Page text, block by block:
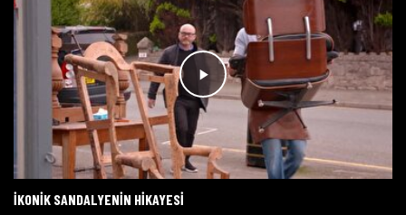
İKONIK SANDALYENIN HIKAYESI